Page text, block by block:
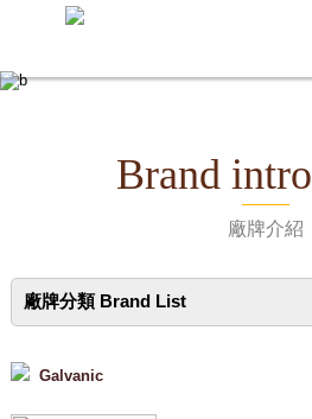
Brand
廠牌介紹
廠牌分類 Brand List
Galvanic